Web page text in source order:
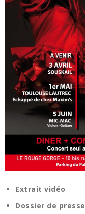
Extrait vidéo
Dossier de presse